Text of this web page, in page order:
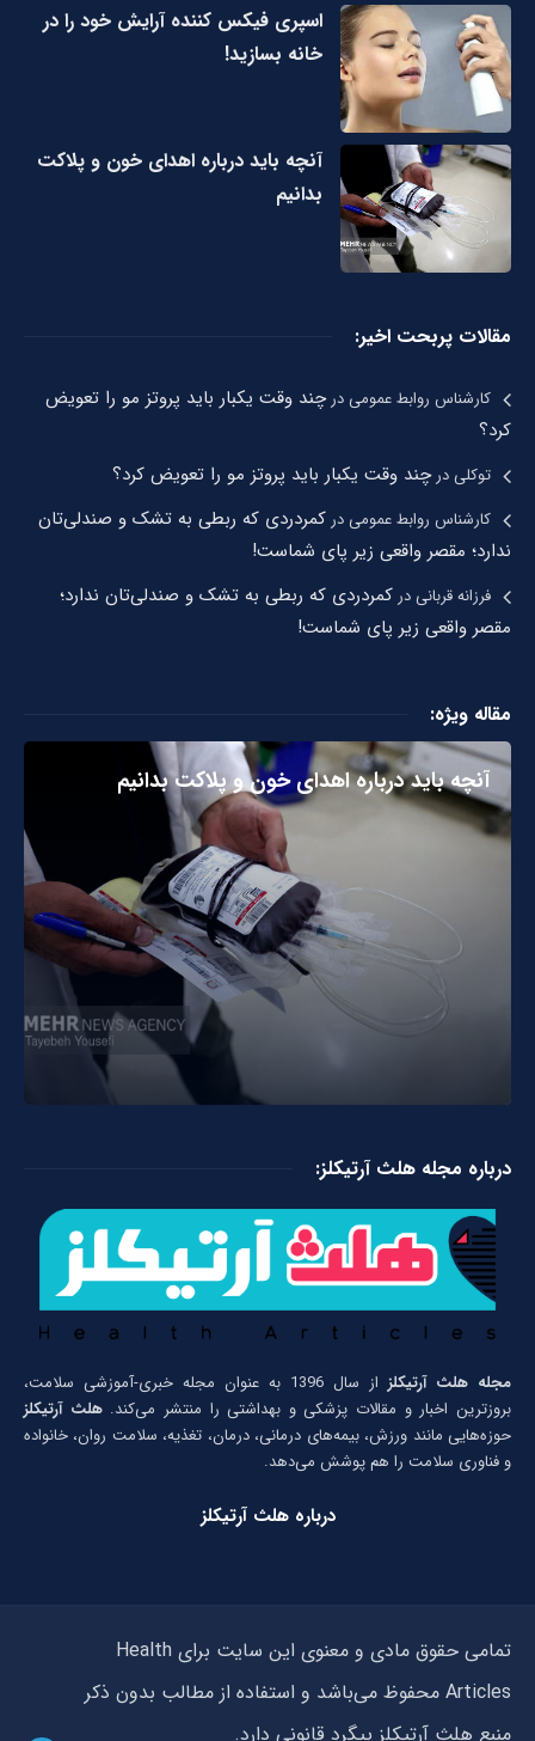
اسپری فیکس کننده آرایش خود را در
خانه بسازید!
آنچه باید درباره اهدای خون و پلاکت
بدانیم
مقالات پربحت اخیر:
کارشناس روابط عمومیدرچند وقت یکبار باید پروتز مو را تعویض
کرد؟
توکلیدرچند وقت یکبار باید پروتز مو را تعویض کرد؟
کارشناس روابط عمومیدر کمردردی که ربطی به تشک و صندلی‌تان
ندارد؛ مقصر واقعی زیر پای شماست!
فرزانه قربانیدر کمردردی که ربطی به تشک و صندلی‌تان ندارد؛
مقصر واقعی زیر پای شماست!
مقاله ویژه:
آنچه باید درباره اهدای خون و پلاکت بدانیم
درباره مجله هلث آرتیکلز:
مجله هلث آرتیکلز
از سال 1396 به عنوان مجله خبری-آموزشی سلامت،
بروزترین اخبار و مقالات پزشکی و بهداشتی را منتشر می‌کند.هلث آرتیکلز
حوزه‌هایی مانند ورزش، بیمه‌های درمانی، درمان، تغذیه، سلامت روان، خانواده
و فناوری سلامت را هم پوشش می‌دهد.
درباره هلث آرتیکلز
تمامی حقوق مادی و معنوی این سایت برای Health
Articles محفوظ می‌باشد و استفاده از مطالب بدون ذکر
منبع هلث آرتیکلز پیگرد قانونی دارد.